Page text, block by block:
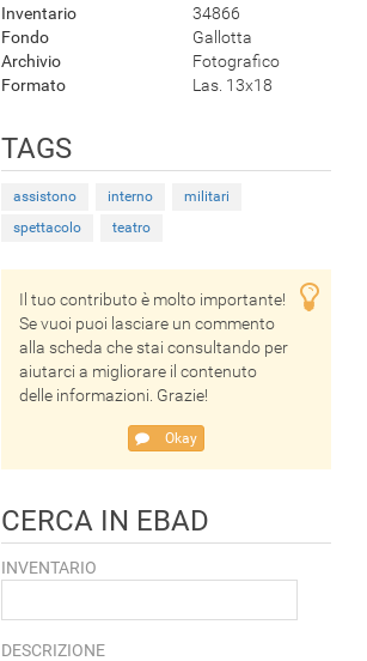
Inventario
34866
Fondo
Gallotta
Archivio
Fotografico
Formato
Las. 13x18
TAGS
assistono interno
militari
spettacolo
teatro
Il tuo contributo è molto importante!
Se vuoi puoi lasciare un commento
alla scheda che stai consultando per
aiutarci a migliorare il contenuto
delle informazioni. Grazie!
Okay
CERCA IN EBAD
INVENTARIO
DESCRIZIONE